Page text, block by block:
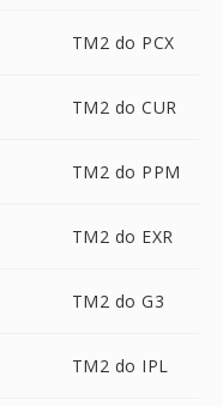
TM2 do PCX
TM2 do CUR
TM2 do PPM
TM2 do EXR
TM2 do G3
TM2 do IPL